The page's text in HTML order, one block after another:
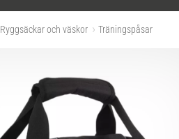
Ryggsäckar och väskor Träningspåsar